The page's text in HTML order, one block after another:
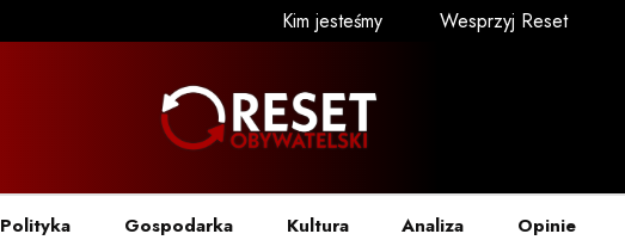
Kim jesteśmy Wesprzyj Reset
Polityka Gospodarka Kultura Analiza Opinie